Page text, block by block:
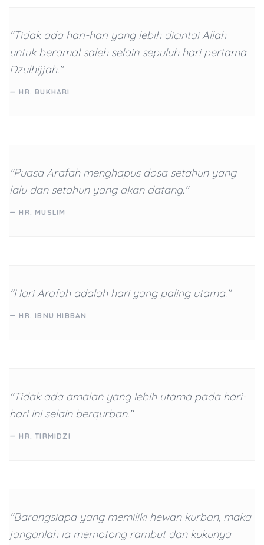
"Tidak ada hari-hari yang lebih dicintai Allah
untuk beramal saleh selain sepuluh hari pertama
Dzulhijjah."
— HR. BUKHARI
"Puasa Arafah menghapus dosa setahun yang
lalu dan setahun yang akan datang."
— HR. MUSLIM
"Hari Arafah adalah hari yang paling utama."
— HR. IBNU HIBBAN
"Tidak ada amalan yang lebih utama pada hari-
hari ini selain berqurban."
— HR. TIRMIDZI
"Barangsiapa yang memiliki hewan kurban, maka
janganlah ia memotong rambut dan kukunya